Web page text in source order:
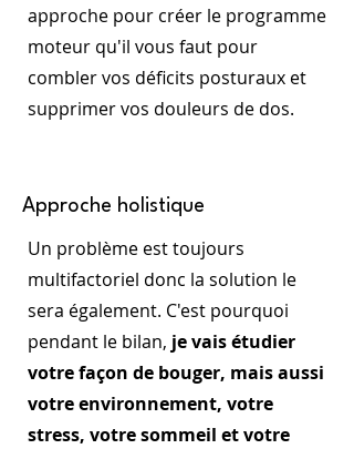
approche pour créer le programme
moteur qu'il vous faut pour
combler vos déficits posturaux et
supprimer vos douleurs de dos.
Approche holistique
Un problème est toujours
multifactoriel donc la solution le
sera également. C'est pourquoi
pendant le bilan, je vais étudier
votre façon de bouger, mais aussi
votre environnement, votre
stress, votre sommeil et votre